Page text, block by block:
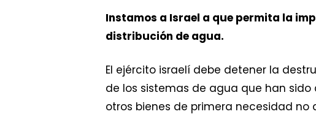
Instamos a Israel a que permita la
distribución de agua.
El ejército israelí debe detener la
de los sistemas de agua que han
otros bienes de primera necesidad